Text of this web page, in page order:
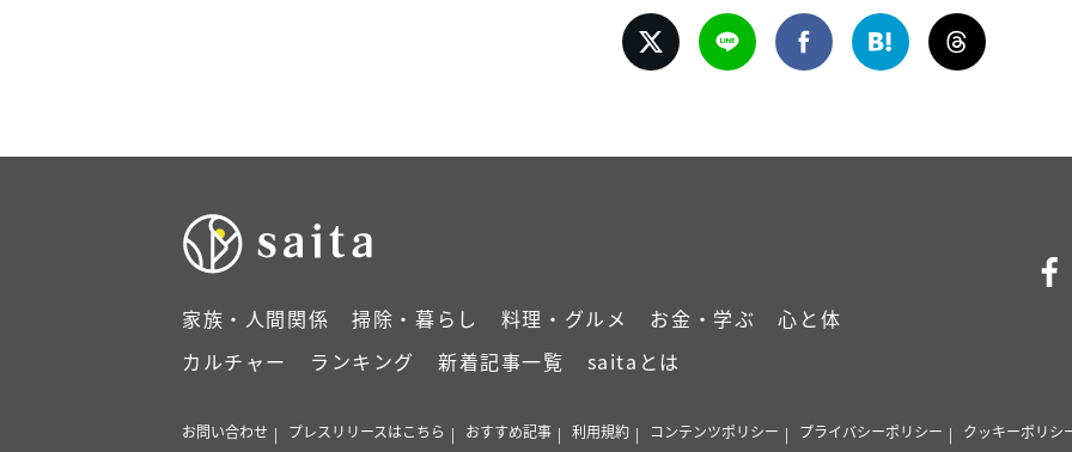
家族・人間関係 掃除・暮らし 料理・グルメ お金・学ぶ
心と体
カルチャー
ランキング 新着記事一覧 saitaとは
お問い合わせ プレスリリースはこちら おすすめ記事 利用規約 コンテンツポリシー プライバシーポリシー クッキーポリシ